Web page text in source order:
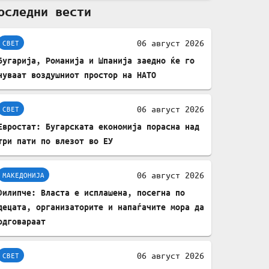
комплет за заштита на
вести
СВЕТ 06 август 2026
Романија и Шпанија заедно ќе го
воздушниот простор на НАТО
СВЕТ 06 август 2026
Бугарската економија порасна над
пати по влезот во ЕУ
МАКЕДОНИЈА 06 август 2026
Власта е исплашена, посегна по
организаторите и напаѓачите мора да
СВЕТ 06 август 2026